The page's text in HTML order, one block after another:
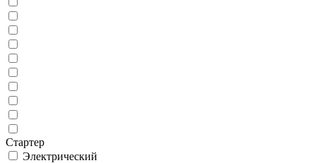
Стартер
Электрический